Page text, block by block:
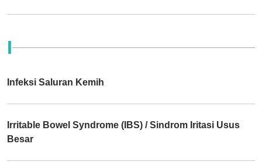
I
Infeksi Saluran Kemih
Irritable Bowel Syndrome (IBS) / Sindrom Iritasi Usus
Besar